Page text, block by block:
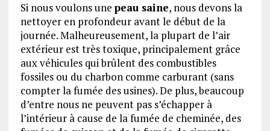
Si nous voulons une peau saine, nous devons la
nettoyer en profondeur avant le début de la
journée. Malheureusement, la plupart de l’air
extérieur est très toxique, principalement grâce
aux véhicules qui brûlent des combustibles
fossiles ou du charbon comme carburant (sans
compter la fumée des usines). De plus, beaucoup
d’entre nous ne peuvent pas s’échapper à
l’intérieur à cause de la fumée de cheminée, des